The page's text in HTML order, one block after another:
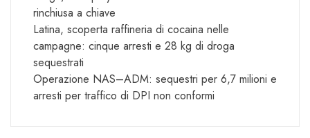
rinchiusa a chiave
Latina, scoperta raffineria di cocaina nelle
campagne: cinque arresti e 28 kg di droga
sequestrati
Operazione NAS–ADM: sequestri per 6,7 milioni e
arresti per traffico di DPI non conformi